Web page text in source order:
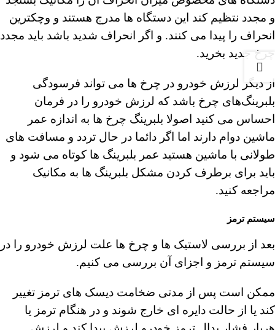
و مجدد نتظیم کند این دستگاه ها مدرج هستند و وچکترین
انحراف را پیدا می کنند. و اگر انحراف شدید باشد باید مجدد
چرخ جدید بخرید.
از دیگر لرزش خودرو در چرخ ها می تواند فرسودگی
بلبرینگ‌های چرخ باشد که لرزش خودرو را در فرمان
احساس می کنید اصولا بلبرینگ چرخ ها به اندازه عمر
ماشین دوام دارند اما اگر دائما در حال تردد و مسافت های
طولانی با ماشین هستید عمر بلبرینگ ها کوتاه می شود و
باید برای برطرف کردن مشکل بلبرینگ ها به مکانیک
مراجعه کنید.
سیستم ترمز
بعد از بررسی لاستیک ها و چرخ ها علت لرزش خودرو را در
سیستم ترمز و اجزای آن بررسی می کنیم.
ممکن است پس از مدتی ضخامت دیسک های ترمز تغییر
کند یا از حالت دایره ای خارج شوند و در هنگام ترمز یا